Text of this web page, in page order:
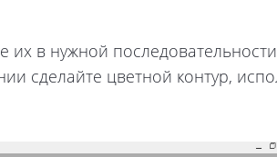
их в нужной
сделайте цветной контур,